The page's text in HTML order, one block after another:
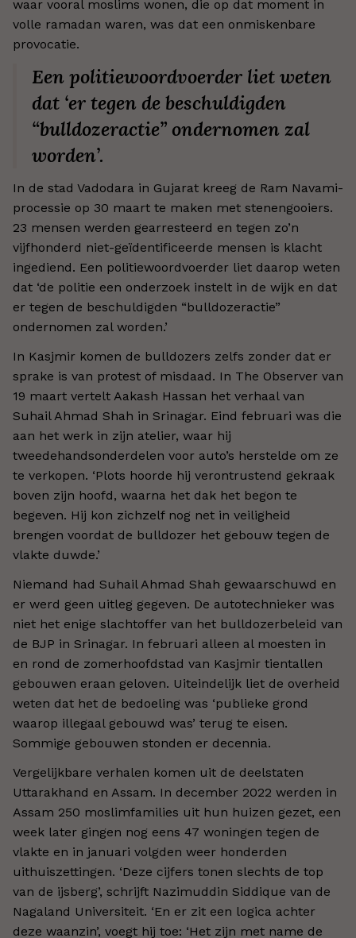
waar vooral moslims wonen, die op dat moment in
volle ramadan waren, was dat een onmiskenbare
provocatie.
Een politiewoordvoerder liet weten
dat ‘er tegen de beschuldigden
“bulldozeractie” ondernomen zal
worden’.
In de stad Vadodara in Gujarat kreeg de Ram Navami-
processie op 30 maart te maken met stenengooiers.
23 mensen werden gearresteerd en tegen zo’n
vijfhonderd niet-geïdentificeerde mensen is klacht
ingediend. Een politiewoordvoerder liet daarop weten
dat ‘de politie een onderzoek instelt in de wijk en dat
er tegen de beschuldigden “bulldozeractie”
ondernomen zal worden.’
In Kasjmir komen de bulldozers zelfs zonder dat er
sprake is van protest of misdaad. In The Observer van
19 maart vertelt Aakash Hassan het verhaal van
Suhail Ahmad Shah in Srinagar. Eind februari was die
aan het werk in zijn atelier, waar hij
tweedehandsonderdelen voor auto’s herstelde om ze
te verkopen. ‘Plots hoorde hij verontrustend gekraak
boven zijn hoofd, waarna het dak het begon te
begeven. Hij kon zichzelf nog net in veiligheid
brengen voordat de bulldozer het gebouw tegen de
vlakte duwde.’
Niemand had Suhail Ahmad Shah gewaarschuwd en
er werd geen uitleg gegeven. De autotechnieker was
niet het enige slachtoffer van het bulldozerbeleid van
de BJP in Srinagar. In februari alleen al moesten in
en rond de zomerhoofdstad van Kasjmir tientallen
gebouwen eraan geloven. Uiteindelijk liet de overheid
weten dat het de bedoeling was ‘publieke grond
waarop illegaal gebouwd was’ terug te eisen.
Sommige gebouwen stonden er decennia.
Vergelijkbare verhalen komen uit de deelstaten
Uttarakhand en Assam. In december 2022 werden in
Assam 250 moslimfamilies uit hun huizen gezet, een
week later gingen nog eens 47 woningen tegen de
vlakte en in januari volgden weer honderden
uithuiszettingen. ‘Deze cijfers tonen slechts de top
van de ijsberg’, schrijft Nazimuddin Siddique van de
Nagaland Universiteit. ‘En er zit een logica achter
deze waanzin’, voegt hij toe: ‘Het zijn met name de